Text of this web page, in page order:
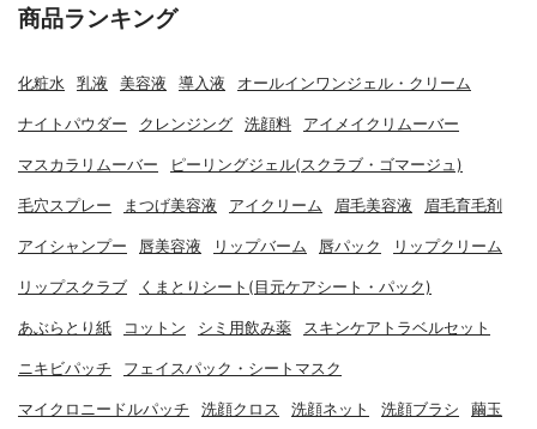
商品ランキング
化粧水 乳液 美容液 導入液 オールインワンジェル・クリーム
ナイトパウダー クレンジング 洗顔料 アイメイクリムーバー
マスカラリムーバー ピーリングジェル(スクラブ・ゴマージュ)
毛穴スプレー まつげ美容液 アイクリーム 眉毛美容液 眉毛育毛剤
アイシャンプー 唇美容液 リップバーム 唇パック リップクリーム
リップスクラブ くまとりシート(目元ケアシート・パック)
あぶらとり紙 コットン シミ用飲み薬 スキンケアトラベルセット
ニキビパッチ フェイスパック・シートマスク
マイクロニードルパッチ 洗顔クロス 洗顔ネット 洗顔ブラシ 繭玉